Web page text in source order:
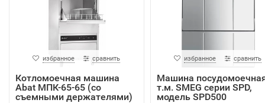
избранное сравнить
Котломоечная машина
Abat МПК-65-65 (со
съемными держателями)
избранное сравнить
Машина
т.м. SMEG серии SPD,
модель SPD500